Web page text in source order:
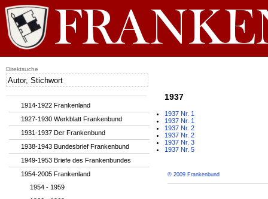
1937
1937 Nr. 1
1937 Nr. 1
1937 Nr. 2
1937 Nr. 2
1937 Nr. 3
1937 Nr. 5
© 2009 Frankenbund
1914-1922 Frankenland
1927-1930 Werkblatt Frankenbund
1931-1937 Der Frankenbund
1938-1943 Bundesbrief Frankenbund
1949-1953 Briefe des Frankenbundes
1954-2005 Frankenland
1954 - 1959
Direktsuche